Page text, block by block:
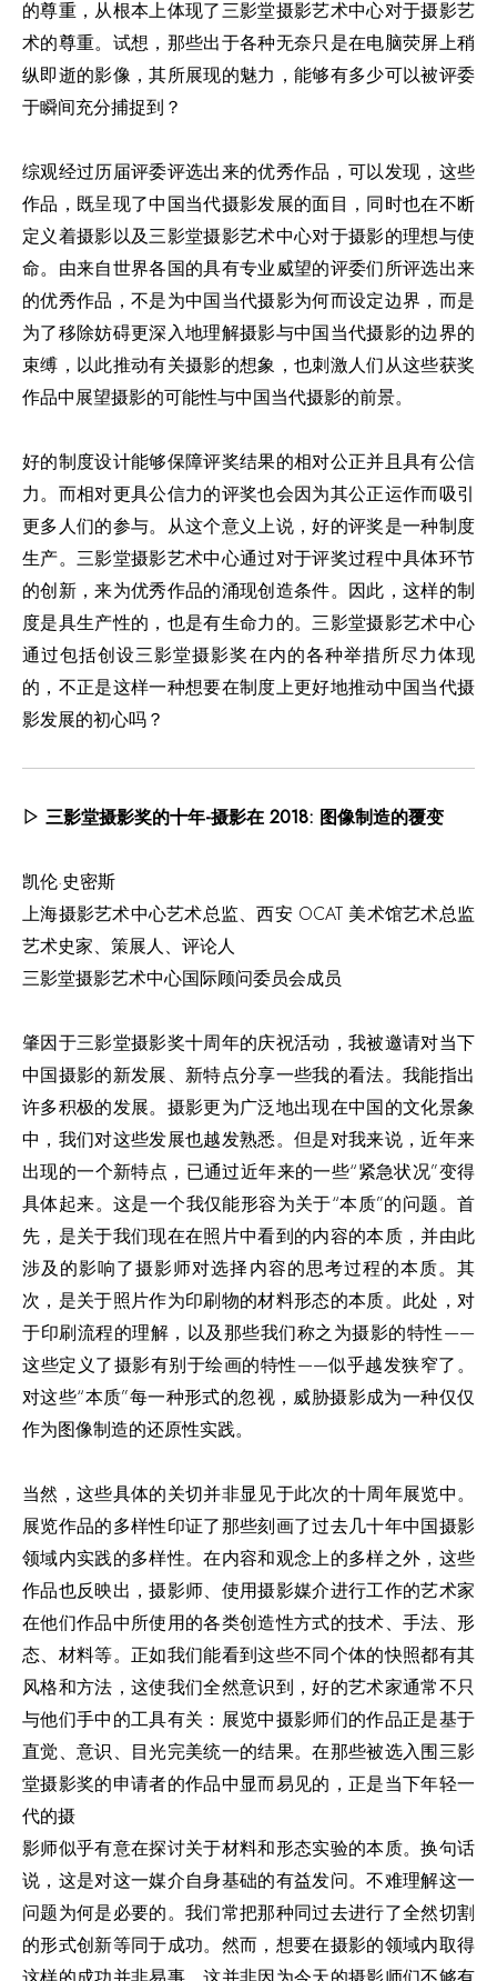
的尊重，从根本上体现了三影堂摄影艺术中心对于摄影艺
术的尊重。试想，那些出于各种无奈只是在电脑荧屏上稍
纵即逝的影像，其所展现的魅力，能够有多少可以被评委
于瞬间充分捕捉到？
综观经过历届评委评选出来的优秀作品，可以发现，这些
作品，既呈现了中国当代摄影发展的面目，同时也在不断
定义着摄影以及三影堂摄影艺术中心对于摄影的理想与使
命。由来自世界各国的具有专业威望的评委们所评选出来
的优秀作品，不是为中国当代摄影为何而设定边界，而是
为了移除妨碍更深入地理解摄影与中国当代摄影的边界的
束缚，以此推动有关摄影的想象，也刺激人们从这些获奖
作品中展望摄影的可能性与中国当代摄影的前景。
好的制度设计能够保障评奖结果的相对公正并且具有公信
力。而相对更具公信力的评奖也会因为其公正运作而吸引
更多人们的参与。从这个意义上说，好的评奖是一种制度
生产。三影堂摄影艺术中心通过对于评奖过程中具体环节
的创新，来为优秀作品的涌现创造条件。因此，这样的制
度是具生产性的，也是有生命力的。三影堂摄影艺术中心
通过包括创设三影堂摄影奖在内的各种举措所尽力体现
的，不正是这样一种想要在制度上更好地推动中国当代摄
影发展的初心吗？
▷ 三影堂摄影奖的十年-摄影在 2018: 图像制造的覆变
凯伦·史密斯
上海摄影艺术中心艺术总监、西安 OCAT 美术馆艺术总监
艺术史家、策展人、评论人
三影堂摄影艺术中心国际顾问委员会成员
肇因于三影堂摄影奖十周年的庆祝活动，我被邀请对当下
中国摄影的新发展、新特点分享一些我的看法。我能指出
许多积极的发展。摄影更为广泛地出现在中国的文化景象
中，我们对这些发展也越发熟悉。但是对我来说，近年来
出现的一个新特点，已通过近年来的一些“紧急状况”变得
具体起来。这是一个我仅能形容为关于“本质”的问题。首
先，是关于我们现在在照片中看到的内容的本质，并由此
涉及的影响了摄影师对选择内容的思考过程的本质。其
次，是关于照片作为印刷物的材料形态的本质。此处，对
于印刷流程的理解，以及那些我们称之为摄影的特性——
这些定义了摄影有别于绘画的特性——似乎越发狭窄了。
对这些“本质”每一种形式的忽视，威胁摄影成为一种仅仅
作为图像制造的还原性实践。
当然，这些具体的关切并非显见于此次的十周年展览中。
展览作品的多样性印证了那些刻画了过去几十年中国摄影
领域内实践的多样性。在内容和观念上的多样之外，这些
作品也反映出，摄影师、使用摄影媒介进行工作的艺术家
在他们作品中所使用的各类创造性方式的技术、手法、形
态、材料等。正如我们能看到这些不同个体的快照都有其
风格和方法，这使我们全然意识到，好的艺术家通常不只
与他们手中的工具有关：展览中摄影师们的作品正是基于
直觉、意识、目光完美统一的结果。在那些被选入围三影
堂摄影奖的申请者的作品中显而易见的，正是当下年轻一
代的摄
影师似乎有意在探讨关于材料和形态实验的本质。换句话
说，这是对这一媒介自身基础的有益发问。不难理解这一
问题为何是必要的。我们常把那种同过去进行了全然切割
的形式创新等同于成功。然而，想要在摄影的领域内取得